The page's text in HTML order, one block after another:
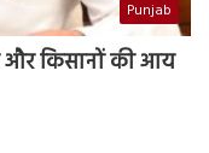
Punjab
और किसानों की आय